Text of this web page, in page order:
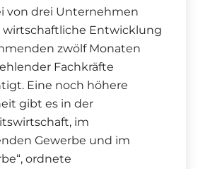
von drei Unternehmen
wirtschaftliche Entwicklung
zwölf Monaten
Fachkräfte
Eine noch höhere
gibt es in der
im
Gewerbe und im
ordnete